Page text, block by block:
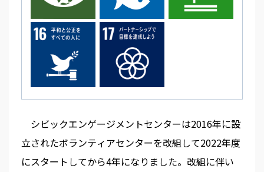
シビックエンゲージメントセンターは2016年に設
立されたボランティアセンターを改組して2022年度
にスタートしてから4年になりました。改組に伴い